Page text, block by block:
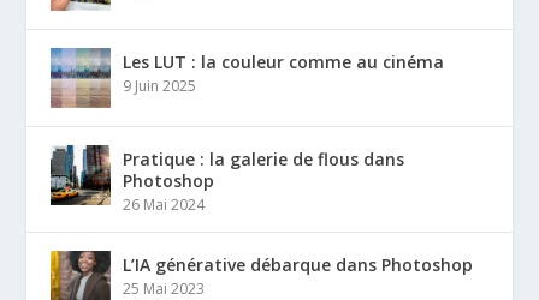
Les LUT : la couleur comme au cinéma
9 Juin 2025
Pratique : la galerie de flous dans
Photoshop
26 Mai 2024
L’IA générative débarque dans Photoshop
25 Mai 2023